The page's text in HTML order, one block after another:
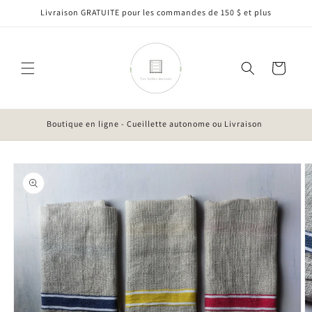
passerLivraison GRATUITE pour les commandes de 150 $ et plus
Panier
Boutique en ligne - Cueillette autonome ou Livraison
Passer aux
informations
produits